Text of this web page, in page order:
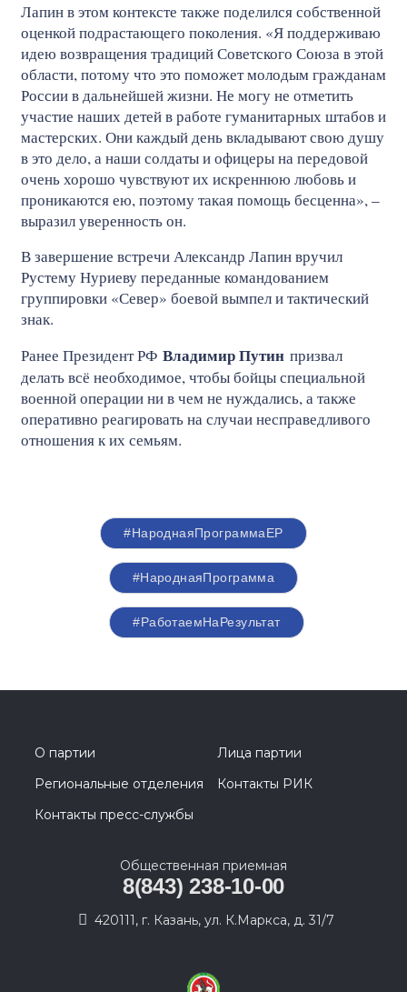
Лапин в этом контексте также поделился собственной
оценкой подрастающего поколения. «Я поддерживаю
идею возвращения традиций Советского Союза в этой
области, потому что это поможет молодым гражданам
России в дальнейшей жизни. Не могу не отметить
участие наших детей в работе гуманитарных штабов и
мастерских. Они каждый день вкладывают свою душу
в это дело, а наши солдаты и офицеры на передовой
очень хорошо чувствуют их искреннюю любовь и
проникаются ею, поэтому такая помощь бесценна», –
выразил уверенность он.
В завершение встречи Александр Лапин вручил
Рустему Нуриеву переданные командованием
группировки «Север» боевой вымпел и тактический
знак.
Ранее Президент РФ Владимир Путин призвал
делать всё необходимое, чтобы бойцы специальной
военной операции ни в чем не нуждались, а также
оперативно реагировать на случаи несправедливого
отношения к их семьям.
#НароднаяПрограммаЕР
#НароднаяПрограмма
#РаботаемНаРезультат
О партии
Лица партии
Региональные отделения
Контакты РИК
Контакты пресс-службы
Общественная приемная
8(843) 238-10-00
420111, г. Казань, ул. К.Маркса, д. 31/7